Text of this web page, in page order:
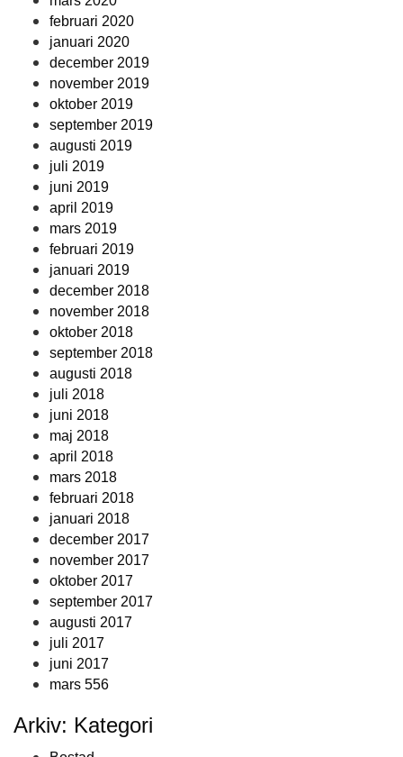
februari 2020
januari 2020
december 2019
november 2019
oktober 2019
september 2019
augusti 2019
juli 2019
juni 2019
april 2019
mars 2019
februari 2019
januari 2019
december 2018
november 2018
oktober 2018
september 2018
augusti 2018
juli 2018
juni 2018
maj 2018
april 2018
mars 2018
februari 2018
januari 2018
december 2017
november 2017
oktober 2017
september 2017
augusti 2017
juli 2017
juni 2017
mars 556
Arkiv: Kategori